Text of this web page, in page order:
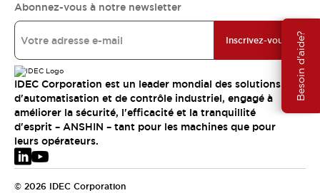
Besoin d'aide?
Abonnez-vous à notre newsletter
Inscrivez-vous
IDEC Corporation est un leader mondial des solutions
d'automatisation et de contrôle industriel, engagé à
améliorer la sécurité, l'efficacité et la tranquillité
d'esprit – ANSHIN – tant pour les machines que pour
leurs opérateurs.
© 2026 IDEC Corporation